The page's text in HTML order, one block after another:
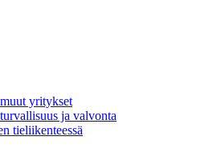
yritykset
ja valvonta
tieliikenteessä